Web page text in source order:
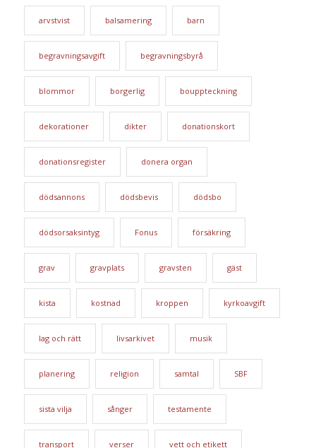
arvstvist balsamering barn
begravningsavgift begravningsbyrå
blommor borgerlig bouppteckning
dekorationer dikter donationskort
donationsregister donera organ
dödsannons dödsbevis dödsbo
dödsorsaksintyg Fonus försäkring
grav gravplats gravsten gäst
kista kostnad kroppen kyrkoavgift
lag och rätt livsarkivet musik
planering religion samtal SBF
sista vilja sånger testamente
transport verser vett och etikett